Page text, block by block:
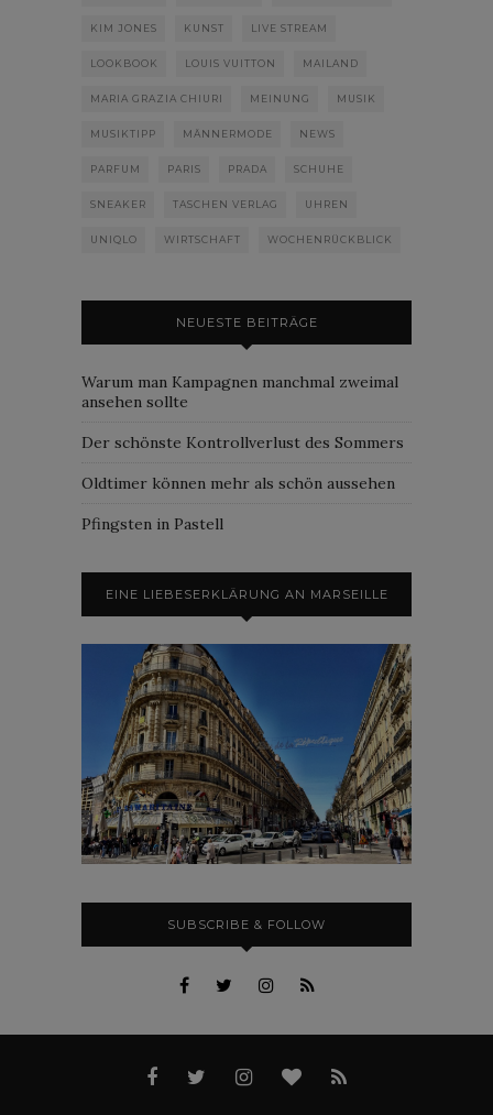
KIM JONES KUNST LIVE STREAM
LOOKBOOK LOUIS VUITTON MAILAND
MARIA GRAZIA CHIURI MEINUNG MUSIK
MUSIKTIPP MÄNNERMODE NEWS
PARFUM PARIS PRADA SCHUHE
SNEAKER TASCHEN VERLAG UHREN
UNIQLO WIRTSCHAFT WOCHENRÜCKBLICK
NEUESTE BEITRÄGE
Warum man Kampagnen manchmal zweimal
ansehen sollte
Der schönste Kontrollverlust des Sommers
Oldtimer können mehr als schön aussehen
Pfingsten in Pastell
EINE LIEBESERKLÄRUNG AN MARSEILLE
SUBSCRIBE & FOLLOW